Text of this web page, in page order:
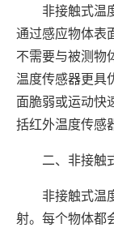
非接触式温度
通过感应物体表
不需要与被测物
温度传感器更具
面脆弱或运动快
括红外温度传感
二、非接触式
非接触式温度
射。每个物体都